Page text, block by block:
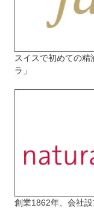
スイスで初めての精
ラ」
創業1862年、会社